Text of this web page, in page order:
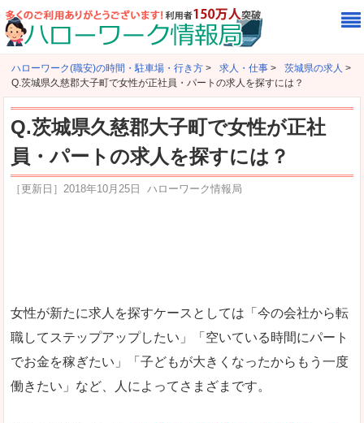
ハローワーク(職安)の時間・駐車場・行き方 > 求人・仕事 > 茨城県の求人 >
Q.茨城県久慈郡大子町で女性が正社員・パートの求人を探すには？
Q.茨城県久慈郡大子町で女性が正社
員・パートの求人を探すには？
［更新日］ 2018年10月25日 ハローワーク情報局
女性が新たに求人を探すケースとしては「今の会社から転
職してステップアップしたい」「空いている時間にパート
でお金を稼ぎたい」「子どもが大きくなったからもう一度
働きたい」など、人によってさまざまです。